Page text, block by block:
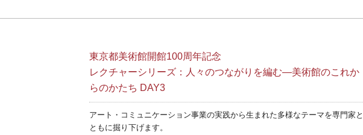
東京都美術館開館100周年記念
レクチャーシリーズ：人々のつながりを編む—美術館のこれか
らのかたち DAY3
アート・コミュニケーション事業の実践から生まれた多様なテーマを専門家と
ともに掘り下げます。